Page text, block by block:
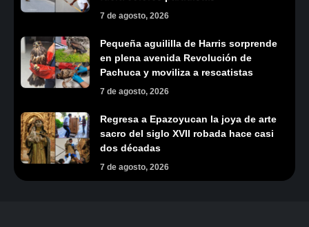
7 de agosto, 2026
Pequeña aguililla de Harris sorprende
en plena avenida Revolución de
Pachuca y moviliza a rescatistas
7 de agosto, 2026
Regresa a Epazoyucan la joya de arte
sacro del siglo XVII robada hace casi
dos décadas
7 de agosto, 2026